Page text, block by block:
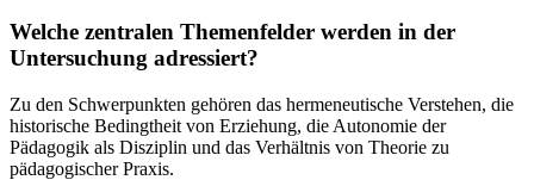
Welche zentralen Themenfelder werden in der
Untersuchung adressiert?
Zu den Schwerpunkten gehören das hermeneutische Verstehen, die
historische Bedingtheit von Erziehung, die Autonomie der
Pädagogik als Disziplin und das Verhältnis von Theorie zu
pädagogischer Praxis.